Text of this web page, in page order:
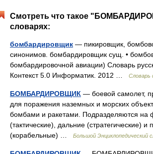
Смотреть что такое
словарях:
бомбардировщик — пикировщик,
синонимов. бомбардировщик сущ. •
бомбардировочной авиации) Словарь
Контекст 5.0 Информатик. 2012 …
Словарь
БОМБАРДИРОВЩИК — боевой самолет,
для поражения наземных и морских
бомбами и ракетами. Подразделяются на
(тактические), дальние (стратегические) и
(корабельные) …
Большой Энциклопедический